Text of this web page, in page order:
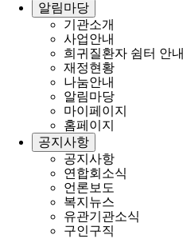
알림마당
기관소개
사업안내
희귀질환자 쉼터 안내
재정현황
나눔안내
알림마당
마이페이지
홈페이지
공지사항
공지사항
연합회소식
언론보도
복지뉴스
유관기관소식
구인구직